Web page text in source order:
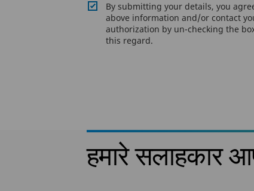
By submitting your details, you
above information and/or contact
authorization by un-checking the
this regard.
हमारे सलाहकार